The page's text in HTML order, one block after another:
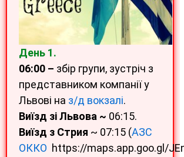
День 1.
06:00 – збір групи, зустріч з
представником компанії у
Львові на з/д вокзалі.
Виїзд зі Львова ~ 06:15.
Виїзд з Стрия ~ 07:15 (АЗС
ОККО https://maps.app.goo.gl/